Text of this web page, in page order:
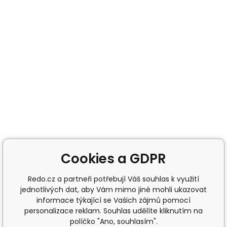
Cookies a GDPR
Redo.cz a partneři potřebují Váš souhlas k využití
jednotlivých dat, aby Vám mimo jiné mohli ukazovat
informace týkající se Vašich zájmů pomocí
personalizace reklam. Souhlas udělíte kliknutím na
políčko "Ano, souhlasím".